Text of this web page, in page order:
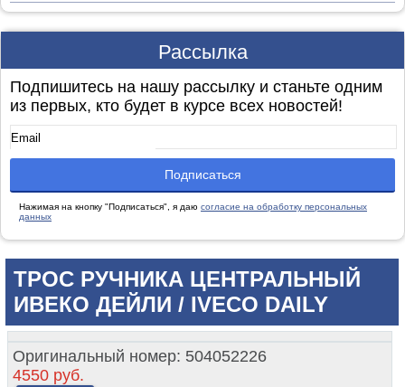
Рассылка
Подпишитесь на нашу рассылку и станьте одним
из первых, кто будет в курсе всех новостей!
Нажимая на кнопку "Подписаться", я даю согласие на обработку персональных
данных
ТРОС РУЧНИКА ЦЕНТРАЛЬНЫЙ
ИВЕКО ДЕЙЛИ / IVECO DAILY
Оригинальный номер: 504052226
4550 руб.